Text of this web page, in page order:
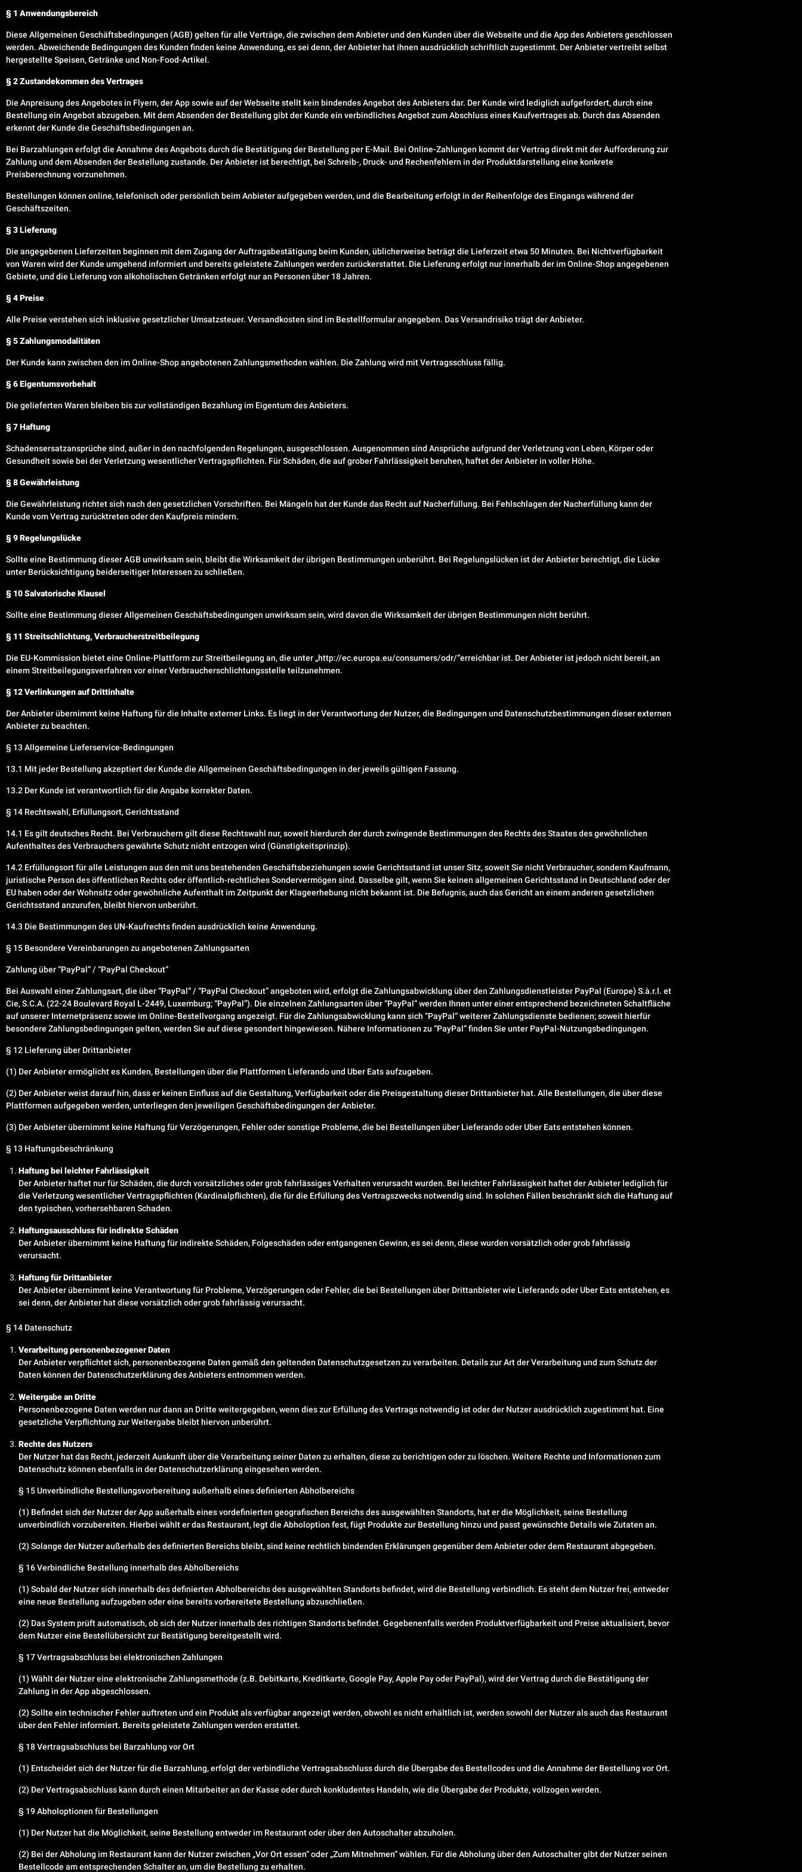
§ 1 Anwendungsbereich
Diese Allgemeinen Geschäftsbedingungen (AGB) gelten für alle Verträge, die zwischen dem Anbieter und den Kunden über die Webseite und die App des Anbieters geschlossen
werden. Abweichende Bedingungen des Kunden finden keine Anwendung, es sei denn, der Anbieter hat ihnen ausdrücklich schriftlich zugestimmt. Der Anbieter vertreibt selbst
hergestellte Speisen, Getränke und Non-Food-Artikel.
§ 2 Zustandekommen des Vertrages
Die Anpreisung des Angebotes in Flyern, der App sowie auf der Webseite stellt kein bindendes Angebot des Anbieters dar. Der Kunde wird lediglich aufgefordert, durch eine
Bestellung ein Angebot abzugeben. Mit dem Absenden der Bestellung gibt der Kunde ein verbindliches Angebot zum Abschluss eines Kaufvertrages ab. Durch das Absenden
erkennt der Kunde die Geschäftsbedingungen an.
Bei Barzahlungen erfolgt die Annahme des Angebots durch die Bestätigung der Bestellung per E-Mail. Bei Online-Zahlungen kommt der Vertrag direkt mit der Aufforderung zur
Zahlung und dem Absenden der Bestellung zustande. Der Anbieter ist berechtigt, bei Schreib-, Druck- und Rechenfehlern in der Produktdarstellung eine konkrete
Preisberechnung vorzunehmen.
Bestellungen können online, telefonisch oder persönlich beim Anbieter aufgegeben werden, und die Bearbeitung erfolgt in der Reihenfolge des Eingangs während der
Geschäftszeiten.
§ 3 Lieferung
Die angegebenen Lieferzeiten beginnen mit dem Zugang der Auftragsbestätigung beim Kunden, üblicherweise beträgt die Lieferzeit etwa 50 Minuten. Bei Nichtverfügbarkeit
von Waren wird der Kunde umgehend informiert und bereits geleistete Zahlungen werden zurückerstattet. Die Lieferung erfolgt nur innerhalb der im Online-Shop angegebenen
Gebiete, und die Lieferung von alkoholischen Getränken erfolgt nur an Personen über 18 Jahren.
§ 4 Preise
Alle Preise verstehen sich inklusive gesetzlicher Umsatzsteuer. Versandkosten sind im Bestellformular angegeben. Das Versandrisiko trägt der Anbieter.
§ 5 Zahlungsmodalitäten
Der Kunde kann zwischen den im Online-Shop angebotenen Zahlungsmethoden wählen. Die Zahlung wird mit Vertragsschluss fällig.
§ 6 Eigentumsvorbehalt
Die gelieferten Waren bleiben bis zur vollständigen Bezahlung im Eigentum des Anbieters.
§ 7 Haftung
Schadensersatzansprüche sind, außer in den nachfolgenden Regelungen, ausgeschlossen. Ausgenommen sind Ansprüche aufgrund der Verletzung von Leben, Körper oder
Gesundheit sowie bei der Verletzung wesentlicher Vertragspflichten. Für Schäden, die auf grober Fahrlässigkeit beruhen, haftet der Anbieter in voller Höhe.
§ 8 Gewährleistung
Die Gewährleistung richtet sich nach den gesetzlichen Vorschriften. Bei Mängeln hat der Kunde das Recht auf Nacherfüllung. Bei Fehlschlagen der Nacherfüllung kann der
Kunde vom Vertrag zurücktreten oder den Kaufpreis mindern.
§ 9 Regelungslücke
Sollte eine Bestimmung dieser AGB unwirksam sein, bleibt die Wirksamkeit der übrigen Bestimmungen unberührt. Bei Regelungslücken ist der Anbieter berechtigt, die Lücke
unter Berücksichtigung beiderseitiger Interessen zu schließen.
§ 10 Salvatorische Klausel
Sollte eine Bestimmung dieser Allgemeinen Geschäftsbedingungen unwirksam sein, wird davon die Wirksamkeit der übrigen Bestimmungen nicht berührt.
§ 11 Streitschlichtung, Verbraucherstreitbeilegung
Die EU-Kommission bietet eine Online-Plattform zur Streitbeilegung an, die unter „http://ec.europa.eu/consumers/odr/“erreichbar ist. Der Anbieter ist jedoch nicht bereit, an
einem Streitbeilegungsverfahren vor einer Verbraucherschlichtungsstelle teilzunehmen.
§ 12 Verlinkungen auf Drittinhalte
Der Anbieter übernimmt keine Haftung für die Inhalte externer Links. Es liegt in der Verantwortung der Nutzer, die Bedingungen und Datenschutzbestimmungen dieser externen
Anbieter zu beachten.
§ 13 Allgemeine Lieferservice-Bedingungen
13.1 Mit jeder Bestellung akzeptiert der Kunde die Allgemeinen Geschäftsbedingungen in der jeweils gültigen Fassung.
13.2 Der Kunde ist verantwortlich für die Angabe korrekter Daten.
§ 14 Rechtswahl, Erfüllungsort, Gerichtsstand
14.1 Es gilt deutsches Recht. Bei Verbrauchern gilt diese Rechtswahl nur, soweit hierdurch der durch zwingende Bestimmungen des Rechts des Staates des gewöhnlichen
Aufenthaltes des Verbrauchers gewährte Schutz nicht entzogen wird (Günstigkeitsprinzip).
14.2 Erfüllungsort für alle Leistungen aus den mit uns bestehenden Geschäftsbeziehungen sowie Gerichtsstand ist unser Sitz, soweit Sie nicht Verbraucher, sondern Kaufmann,
juristische Person des öffentlichen Rechts oder öffentlich-rechtliches Sondervermögen sind. Dasselbe gilt, wenn Sie keinen allgemeinen Gerichtsstand in Deutschland oder der
EU haben oder der Wohnsitz oder gewöhnliche Aufenthalt im Zeitpunkt der Klageerhebung nicht bekannt ist. Die Befugnis, auch das Gericht an einem anderen gesetzlichen
Gerichtsstand anzurufen, bleibt hiervon unberührt.
14.3 Die Bestimmungen des UN-Kaufrechts finden ausdrücklich keine Anwendung.
§ 15 Besondere Vereinbarungen zu angebotenen Zahlungsarten
Zahlung über “PayPal” / “PayPal Checkout”
Bei Auswahl einer Zahlungsart, die über “PayPal” / “PayPal Checkout” angeboten wird, erfolgt die Zahlungsabwicklung über den Zahlungsdienstleister PayPal (Europe) S.à.r.l. et
Cie, S.C.A. (22-24 Boulevard Royal L-2449, Luxemburg; “PayPal”). Die einzelnen Zahlungsarten über “PayPal” werden Ihnen unter einer entsprechend bezeichneten Schaltfläche
auf unserer Internetpräsenz sowie im Online-Bestellvorgang angezeigt. Für die Zahlungsabwicklung kann sich “PayPal” weiterer Zahlungsdienste bedienen; soweit hierfür
besondere Zahlungsbedingungen gelten, werden Sie auf diese gesondert hingewiesen. Nähere Informationen zu “PayPal” finden Sie unter PayPal-Nutzungsbedingungen.
§ 12 Lieferung über Drittanbieter
(1) Der Anbieter ermöglicht es Kunden, Bestellungen über die Plattformen Lieferando und Uber Eats aufzugeben.
(2) Der Anbieter weist darauf hin, dass er keinen Einfluss auf die Gestaltung, Verfügbarkeit oder die Preisgestaltung dieser Drittanbieter hat. Alle Bestellungen, die über diese
Plattformen aufgegeben werden, unterliegen den jeweiligen Geschäftsbedingungen der Anbieter.
(3) Der Anbieter übernimmt keine Haftung für Verzögerungen, Fehler oder sonstige Probleme, die bei Bestellungen über Lieferando oder Uber Eats entstehen können.
§ 13 Haftungsbeschränkung
Haftung bei leichter Fahrlässigkeit
Der Anbieter haftet nur für Schäden, die durch vorsätzliches oder grob fahrlässiges Verhalten verursacht wurden. Bei leichter Fahrlässigkeit haftet der Anbieter lediglich für
die Verletzung wesentlicher Vertragspflichten (Kardinalpflichten), die für die Erfüllung des Vertragszwecks notwendig sind. In solchen Fällen beschränkt sich die Haftung auf
den typischen, vorhersehbaren Schaden.
Haftungsausschluss für indirekte Schäden
Der Anbieter übernimmt keine Haftung für indirekte Schäden, Folgeschäden oder entgangenen Gewinn, es sei denn, diese wurden vorsätzlich oder grob fahrlässig
verursacht.
Haftung für Drittanbieter
Der Anbieter übernimmt keine Verantwortung für Probleme, Verzögerungen oder Fehler, die bei Bestellungen über Drittanbieter wie Lieferando oder Uber Eats entstehen, es
sei denn, der Anbieter hat diese vorsätzlich oder grob fahrlässig verursacht.
§ 14 Datenschutz
Verarbeitung personenbezogener Daten
Der Anbieter verpflichtet sich, personenbezogene Daten gemäß den geltenden Datenschutzgesetzen zu verarbeiten. Details zur Art der Verarbeitung und zum Schutz der
Daten können der Datenschutzerklärung des Anbieters entnommen werden.
Weitergabe an Dritte
Personenbezogene Daten werden nur dann an Dritte weitergegeben, wenn dies zur Erfüllung des Vertrags notwendig ist oder der Nutzer ausdrücklich zugestimmt hat. Eine
gesetzliche Verpflichtung zur Weitergabe bleibt hiervon unberührt.
Rechte des Nutzers
Der Nutzer hat das Recht, jederzeit Auskunft über die Verarbeitung seiner Daten zu erhalten, diese zu berichtigen oder zu löschen. Weitere Rechte und Informationen zum
Datenschutz können ebenfalls in der Datenschutzerklärung eingesehen werden.
§ 15 Unverbindliche Bestellungsvorbereitung außerhalb eines definierten Abholbereichs
(1) Befindet sich der Nutzer der App außerhalb eines vordefinierten geografischen Bereichs des ausgewählten Standorts, hat er die Möglichkeit, seine Bestellung
unverbindlich vorzubereiten. Hierbei wählt er das Restaurant, legt die Abholoption fest, fügt Produkte zur Bestellung hinzu und passt gewünschte Details wie Zutaten an.
(2) Solange der Nutzer außerhalb des definierten Bereichs bleibt, sind keine rechtlich bindenden Erklärungen gegenüber dem Anbieter oder dem Restaurant abgegeben.
§ 16 Verbindliche Bestellung innerhalb des Abholbereichs
(1) Sobald der Nutzer sich innerhalb des definierten Abholbereichs des ausgewählten Standorts befindet, wird die Bestellung verbindlich. Es steht dem Nutzer frei, entweder
eine neue Bestellung aufzugeben oder eine bereits vorbereitete Bestellung abzuschließen.
(2) Das System prüft automatisch, ob sich der Nutzer innerhalb des richtigen Standorts befindet. Gegebenenfalls werden Produktverfügbarkeit und Preise aktualisiert, bevor
dem Nutzer eine Bestellübersicht zur Bestätigung bereitgestellt wird.
§ 17 Vertragsabschluss bei elektronischen Zahlungen
(1) Wählt der Nutzer eine elektronische Zahlungsmethode (z.B. Debitkarte, Kreditkarte, Google Pay, Apple Pay oder PayPal), wird der Vertrag durch die Bestätigung der
Zahlung in der App abgeschlossen.
(2) Sollte ein technischer Fehler auftreten und ein Produkt als verfügbar angezeigt werden, obwohl es nicht erhältlich ist, werden sowohl der Nutzer als auch das Restaurant
über den Fehler informiert. Bereits geleistete Zahlungen werden erstattet.
§ 18 Vertragsabschluss bei Barzahlung vor Ort
(1) Entscheidet sich der Nutzer für die Barzahlung, erfolgt der verbindliche Vertragsabschluss durch die Übergabe des Bestellcodes und die Annahme der Bestellung vor Ort.
(2) Der Vertragsabschluss kann durch einen Mitarbeiter an der Kasse oder durch konkludentes Handeln, wie die Übergabe der Produkte, vollzogen werden.
§ 19 Abholoptionen für Bestellungen
(1) Der Nutzer hat die Möglichkeit, seine Bestellung entweder im Restaurant oder über den Autoschalter abzuholen.
(2) Bei der Abholung im Restaurant kann der Nutzer zwischen „Vor Ort essen“ oder „Zum Mitnehmen“ wählen. Für die Abholung über den Autoschalter gibt der Nutzer seinen
Bestellcode am entsprechenden Schalter an, um die Bestellung zu erhalten.